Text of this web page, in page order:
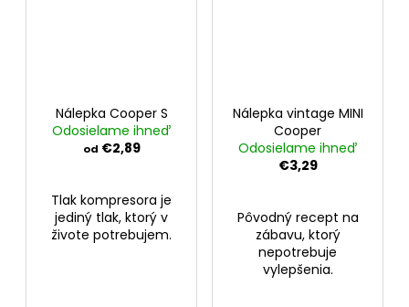
Nálepka Cooper S
Odosielame ihneď
od €2,89
Tlak kompresora je
jediný tlak, ktorý v
živote potrebujem.
Nálepka vintage MINI
Cooper
Odosielame ihneď
€3,29
Pôvodný recept na
zábavu, ktorý
nepotrebuje
vylepšenia.